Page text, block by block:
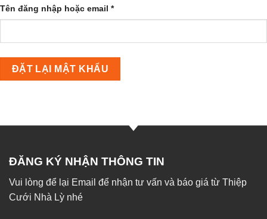
Tên đăng nhập hoặc email *Bắt
buộc
ĐẶT LẠI MẬT KHẨU
ĐĂNG KÝ NHẬN THÔNG TIN
Vui lòng để lại Email để nhận tư vấn và báo giá từ Thiệp
Cưới Nhà Lỳ nhé